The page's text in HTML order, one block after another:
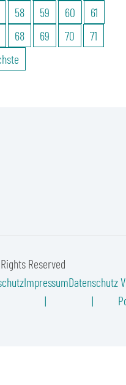
58 59 60
61
68 69 70
71
Reserved
ImpressumDatenschutz